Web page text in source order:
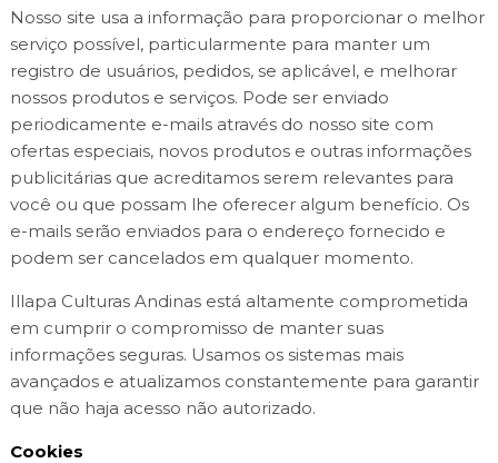
Nosso site usa a informação para proporcionar o melhor
serviço possível, particularmente para manter um
registro de usuários, pedidos, se aplicável, e melhorar
nossos produtos e serviços. Pode ser enviado
periodicamente e-mails através do nosso site com
ofertas especiais, novos produtos e outras informações
publicitárias que acreditamos serem relevantes para
você ou que possam lhe oferecer algum benefício. Os
e-mails serão enviados para o endereço fornecido e
podem ser cancelados em qualquer momento.
Illapa Culturas Andinas está altamente comprometida
em cumprir o compromisso de manter suas
informações seguras. Usamos os sistemas mais
avançados e atualizamos constantemente para garantir
que não haja acesso não autorizado.
Cookies